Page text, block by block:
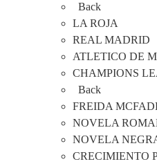
Back
LA ROJA
REAL MADRID
ATLETICO DE
CHAMPIONS
Back
FREIDA
NOVELA
NOVELA
CRECIMIENTO